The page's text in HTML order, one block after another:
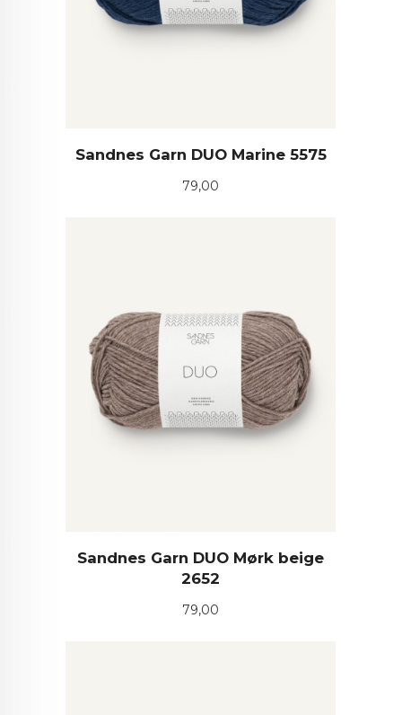
Sandnes Garn DUO Marine 5575
Pris
79,00
Sandnes Garn DUO Mørk beige
2652
Pris
79,00